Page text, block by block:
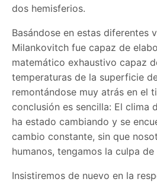
dos hemisferios.
Basándose en estas diferentes
Milankovitch fue capaz de
matemático exhaustivo capaz
temperaturas de la superficie
remontándose muy atrás en el
conclusión es sencilla: El clima
ha estado cambiando y se
cambio constante, sin que
humanos, tengamos la culpa de
Insistiremos de nuevo en la